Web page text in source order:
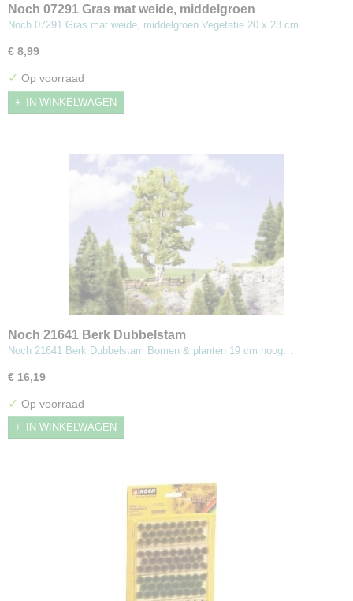
Noch 07291 Gras mat weide, middelgroen
Noch 07291 Gras mat weide, middelgroen Vegetatie 20 x 23 cm…
€ 8,99
✓ Op voorraad
IN WINKELWAGEN
Noch 21641 Berk Dubbelstam
Noch 21641 Berk Dubbelstam Bomen & planten 19 cm hoog…
€ 16,19
✓ Op voorraad
IN WINKELWAGEN